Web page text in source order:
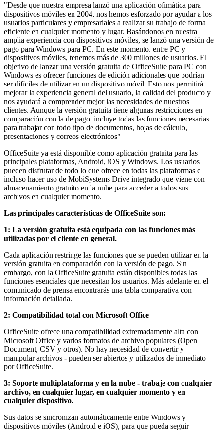
"Desde que nuestra empresa lanzó una aplicación ofimática para
dispositivos móviles en 2004, nos hemos esforzado por ayudar a los
usuarios particulares y empresariales a realizar su trabajo de forma
eficiente en cualquier momento y lugar. Basándonos en nuestra
amplia experiencia con dispositivos móviles, se lanzó una versión de
pago para Windows para PC. En este momento, entre PC y
dispositivos móviles, tenemos más de 300 millones de usuarios. El
objetivo de lanzar una versión gratuita de OfficeSuite para PC con
Windows es ofrecer funciones de edición adicionales que podrían
ser difíciles de utilizar en un dispositivo móvil. Esto nos permitirá
mejorar la experiencia general del usuario, la calidad del producto y
nos ayudará a comprender mejor las necesidades de nuestros
clientes. Aunque la versión gratuita tiene algunas restricciones en
comparación con la de pago, incluye todas las funciones necesarias
para trabajar con todo tipo de documentos, hojas de cálculo,
presentaciones y correos electrónicos"
OfficeSuite ya está disponible como aplicación gratuita para las
principales plataformas, Android, iOS y Windows. Los usuarios
pueden disfrutar de todo lo que ofrece en todas las plataformas e
incluso hacer uso de MobiSystems Drive integrado que viene con
almacenamiento gratuito en la nube para acceder a todos sus
archivos en cualquier momento.
Las principales características de OfficeSuite son:
1: La versión gratuita está equipada con las funciones más
utilizadas por el cliente en general.
Cada aplicación restringe las funciones que se pueden utilizar en la
versión gratuita en comparación con la versión de pago. Sin
embargo, con la OfficeSuite gratuita están disponibles todas las
funciones esenciales que necesitan los usuarios. Más adelante en el
comunicado de prensa encontrarás una tabla comparativa con
información detallada.
2: Compatibilidad total con Microsoft Office
OfficeSuite ofrece una compatibilidad extremadamente alta con
Microsoft Office y varios formatos de archivo populares (Open
Document, CSV y otros). No hay necesidad de convertir y
manipular archivos - pueden ser abiertos y utilizados de inmediato
por OfficeSuite.
3: Soporte multiplataforma y en la nube - trabaje con cualquier
archivo, en cualquier lugar, en cualquier momento y en
cualquier dispositivo.
Sus datos se sincronizan automáticamente entre Windows y
dispositivos móviles (Android e iOS), para que pueda seguir